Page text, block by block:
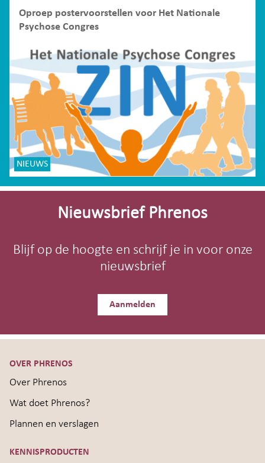
Oproep postervoorstellen voor Het Nationale
Psychose Congres
NIEUWS
Site-
Nieuwsbrief Phrenos
Blijf op de hoogte en schrijf je in voor onze
nieuwsbrief
Aanmelden
OVER PHRENOS
Over Phrenos
Wat doet Phrenos?
Plannen en verslagen
KENNISPRODUCTEN